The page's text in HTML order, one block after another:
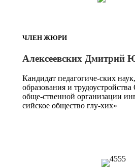
ЧЛЕН ЖЮРИ
Алексеевских Дмитрий
Кандидат педагогиче-ских
образования и
обще-ственной организации
сийское общество глу-хих»